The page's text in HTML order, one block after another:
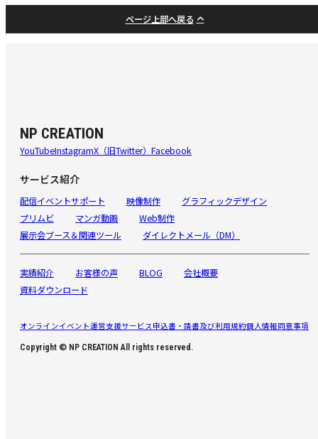
ページ上部へ戻る
NP CREATION
YouTubeInstagramX（旧Twitter） Facebook
サービス紹介
配信イベントサポート 映像制作
グラフィックデザイン
プリムビ
マンガ動画
Web制作
展示会ブース＆関連ツール
ダイレクトメール（DM）
実績紹介 お客様の声 BLOG
会社概要
資料ダウンロード
オンラインイベント運営支援サービス申込書・請書及び利用規約個人情報同意事項
Copyright © NP CREATION All rights reserved.